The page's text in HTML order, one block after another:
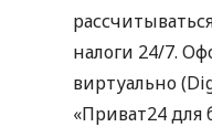
налоги 24/7.
виртуально
«Приват24 для